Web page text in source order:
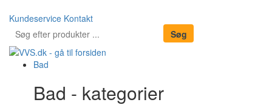
Kundeservice Kontakt
Bad
Bad - kategorier